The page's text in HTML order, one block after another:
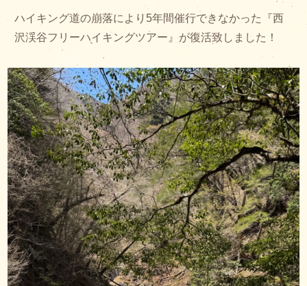
ハイキング道の崩落により5年間催行できなかった『西
沢渓谷フリーハイキングツアー』が復活致しました！